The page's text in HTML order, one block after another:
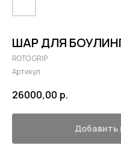
ШАР ДЛЯ
ROTO GRIP
Артикул:
26000,00 р.
Добавить